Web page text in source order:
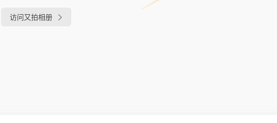
访问又拍相册